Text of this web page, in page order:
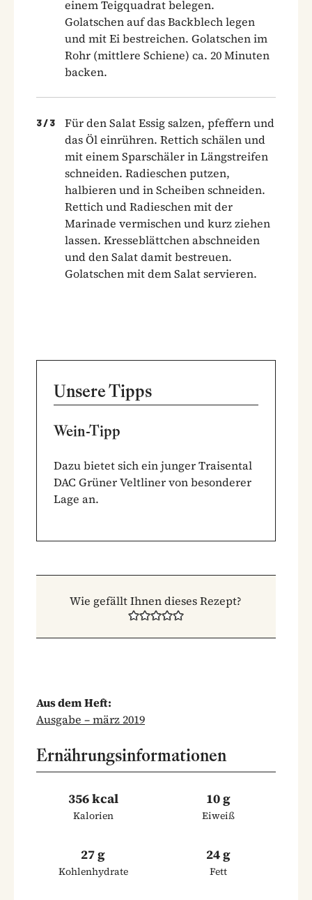
einem Teigquadrat belegen.
Golatschen auf das Backblech legen
und mit Ei bestreichen. Golatschen im
Rohr (mittlere Schiene) ca. 20 Minuten
backen.
3 / 3
Für den Salat Essig salzen, pfeffern und
das Öl einrühren. Rettich schälen und
mit einem Sparschäler in Längstreifen
schneiden. Radieschen putzen,
halbieren und in Scheiben schneiden.
Rettich und Radieschen mit der
Marinade vermischen und kurz ziehen
lassen. Kresseblättchen abschneiden
und den Salat damit bestreuen.
Golatschen mit dem Salat servieren.
Unsere Tipps
Wein-Tipp
Dazu bietet sich ein junger Traisental
DAC Grüner Veltliner von besonderer
Lage an.
Wie gefällt Ihnen dieses Rezept?
Aus dem Heft:
Ausgabe – märz 2019
Ernährungsinformationen
356 kcal
Kalorien
10 g
Eiweiß
27 g
Kohlenhydrate
24 g
Fett